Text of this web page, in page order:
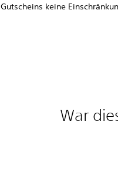
Gutscheins keine
War